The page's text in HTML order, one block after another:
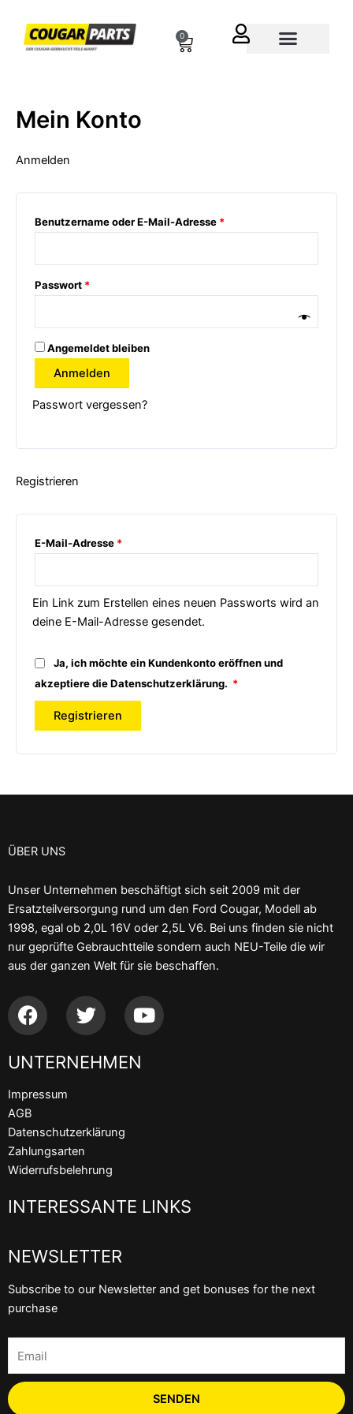
Inhalt
springen
0
Cart
Mein Konto
Anmelden
Benutzername oder E-Mail-Adresse *
Passwort *
Angemeldet bleiben
Anmelden
Passwort vergessen?
Registrieren
E-Mail-Adresse *
Ein Link zum Erstellen eines neuen Passworts wird an
deine E-Mail-Adresse gesendet.
Ja, ich möchte ein Kundenkonto eröffnen und
akzeptiere dieDatenschutzerklärung. *
Erforderlich
Registrieren
ÜBER UNS
Unser Unternehmen beschäftigt sich seit 2009 mit der
Ersatzteilversorgung rund um den Ford Cougar, Modell ab
1998, egal ob 2,0L 16V oder 2,5L V6. Bei uns finden sie nicht
nur geprüfte Gebrauchtteile sondern auch NEU-Teile die wir
aus der ganzen Welt für sie beschaffen.
F
a
e
o
o
k
T
w
t
r
Y
o
UNTERNEHMEN
Impressum
AGB
Datenschutzerklärung
Zahlungsarten
Widerrufsbelehrung
INTERESSANTE LINKS
NEWSLETTER
Subscribe to our Newsletter and get bonuses for the next
purchase
SENDEN